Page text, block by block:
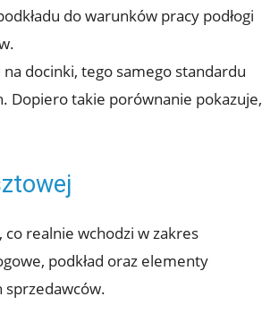
do warunków pracy podłogi
docinki, tego samego standardu
Dopiero takie porównanie pokazuje,
realnie wchodzi w zakres
podkład oraz elementy
sprzedawców.